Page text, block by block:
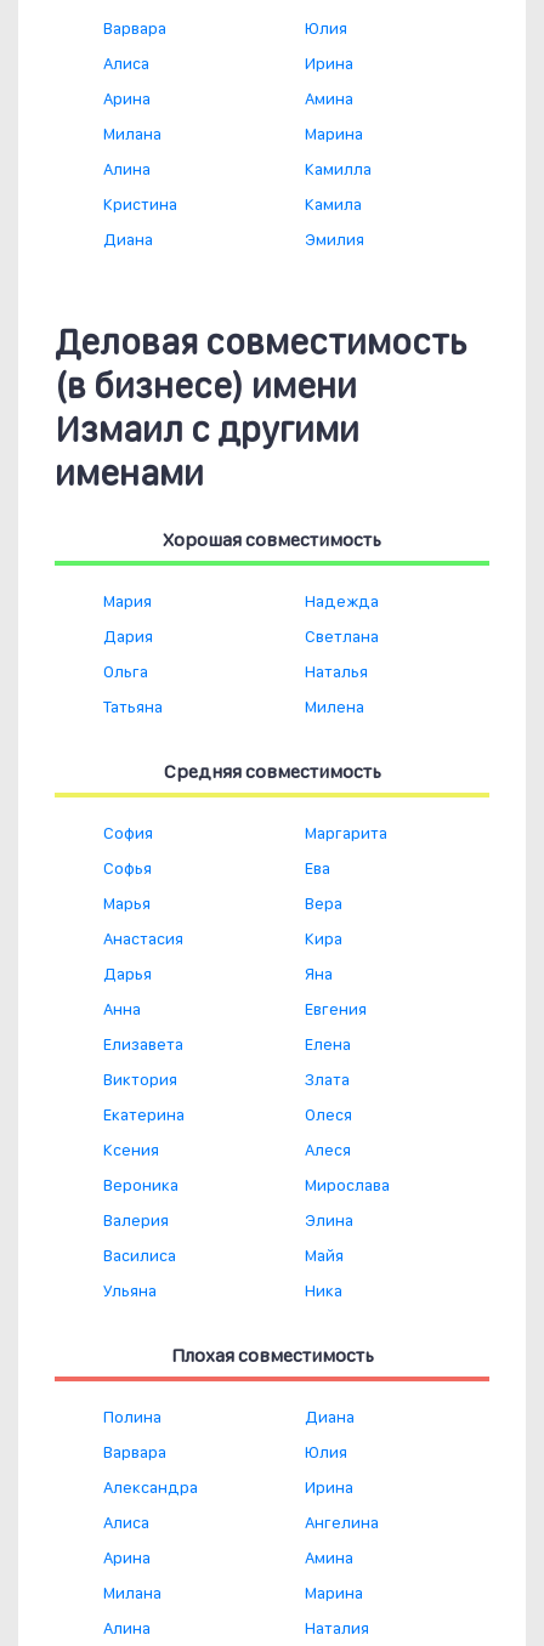
Варвара
Алиса
Арина
Милана
Алина
Кристина
Диана
Юлия
Ирина
Амина
Марина
Камилла
Камила
Эмилия
Деловая совместимость
(в бизнесе) имени
Измаил с другими
именами
Хорошая совместимость
Мария
Дария
Ольга
Татьяна
Надежда
Светлана
Наталья
Милена
Средняя совместимость
София
Софья
Марья
Анастасия
Дарья
Анна
Елизавета
Виктория
Екатерина
Ксения
Вероника
Валерия
Василиса
Ульяна
Маргарита
Ева
Вера
Кира
Яна
Евгения
Елена
Злата
Олеся
Алеся
Мирослава
Элина
Майя
Ника
Плохая совместимость
Полина
Варвара
Александра
Алиса
Арина
Милана
Алина
Диана
Юлия
Ирина
Ангелина
Амина
Марина
Наталия